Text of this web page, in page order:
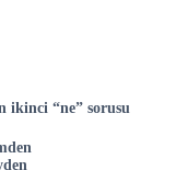
ikinci “ne” sorusu